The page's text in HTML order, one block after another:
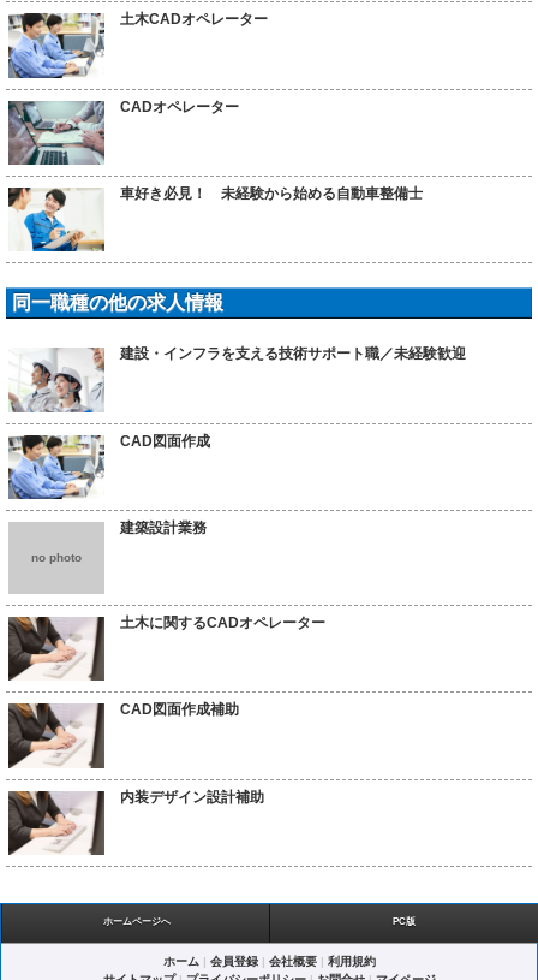
土木CADオペレーター
CADオペレーター
車好き必見！ 未経験から始める自動車整備士
同一職種の他の求人情報
建設・インフラを支える技術サポート職／未経験歓迎
CAD図面作成
no photo
建築設計業務
土木に関するCADオペレーター
CAD図面作成補助
内装デザイン設計補助
ホームページへ PC版
ホーム | 会員登録| 会社概要| 利用規約